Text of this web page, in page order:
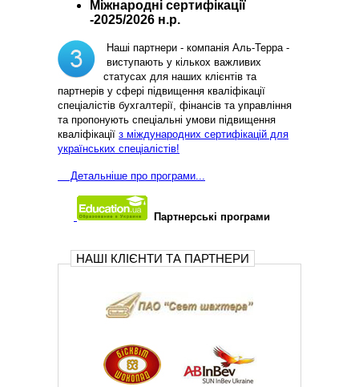
Міжнародні сертифікації
-2025/2026 н.р.
Наші партнери - компанія Аль-Терра -
виступають у кількох важливих
статусах для наших клієнтів та
партнерів у сфері підвищення кваліфікації
спеціалістів бухгалтерії, фінансів та управління
та пропонують спеціальні умови підвищення
кваліфікації з міждународних сертифікацій для
українських спеціалістів!
Детальніше про програми...
Партнерські програми
НАШІ КЛІЄНТИ ТА ПАРТНЕРИ